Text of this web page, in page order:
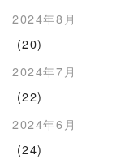
2024年8月
(20)
2024年7月
(22)
2024年6月
(24)